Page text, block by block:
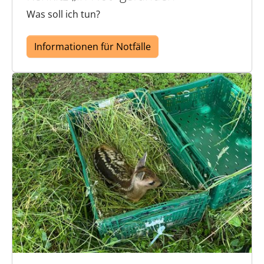
Was soll ich tun?
Informationen für Notfälle